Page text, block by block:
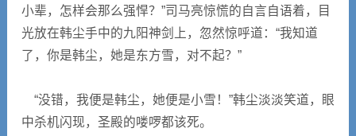
小辈，怎样会那么强悍？”司马亮惊慌的自言自语着，目
光放在韩尘手中的九阳神剑上，忽然惊呼道：“我知道
了，你是韩尘，她是东方雪，对不起？”
“没错，我便是韩尘，她便是小雪！”韩尘淡淡笑道，眼
中杀机闪现，圣殿的喽啰都该死。